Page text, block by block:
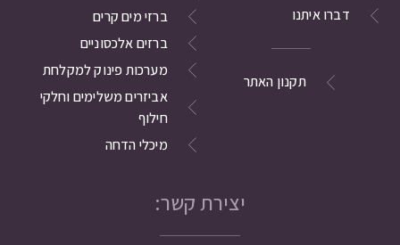
דברו איתנו
תקנון האתר
ברזי מים קרים
ברזים אלכסוניים
מערכות פינוק למקלחת
אביזרים משלימים וחלקי
חילוף
מיכלי הדחה
יצירת קשר: